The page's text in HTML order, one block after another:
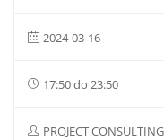
2024-03-16
17:50 do 23:50
PROJECT CONSULTING